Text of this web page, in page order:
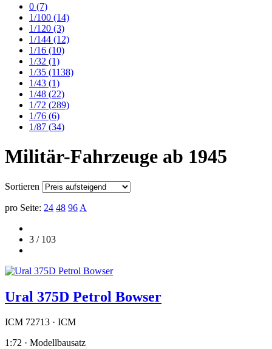
0 (7)
1/100 (14)
1/120 (3)
1/144 (12)
1/16 (10)
1/32 (1)
1/35 (1138)
1/43 (1)
1/48 (22)
1/72 (289)
1/76 (6)
1/87 (34)
Militär-Fahrzeuge ab 1945
Sortieren
pro Seite: 24 48 96 A
3 / 103
Ural 375D Petrol Bowser
ICM 72713 · ICM
1:72 · Modellbausatz